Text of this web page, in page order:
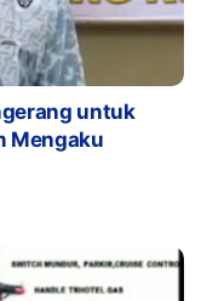
untuk
Mengaku